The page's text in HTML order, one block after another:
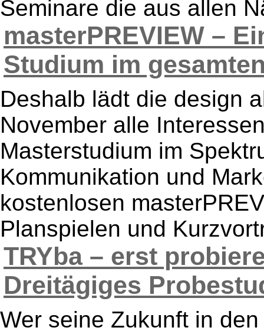
Seminare die aus allen
masterPREVIEW –
Studium im
Deshalb lädt die design
November alle
Masterstudium im
Kommunikation und
kostenlosen
Planspielen und
TRYba – erst
Dreitägiges
Wer seine Zukunft in